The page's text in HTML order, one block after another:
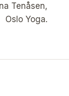
Tenåsen,
Oslo Yoga.